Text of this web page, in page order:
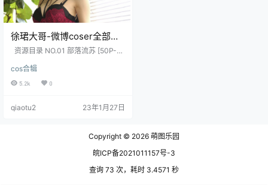
徐珺大哥-微博coser全部作
品[写真合集]
B] NO.03 毛绒豹猫 [27P-386MB]
NO.04 自由之豹 [41P-675MB] NO.
05 蓝色异域 [20P-438MB]
cos合辑
5.2k 0
qiaotu2 23年1月27日
Copyright © 2026 萌图乐园
皖ICP备2021011157号-3
查询 73 次，耗时 3.4571 秒